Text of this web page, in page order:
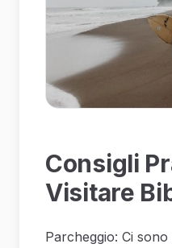
Consigli
Visitare
Parcheggio: Ci